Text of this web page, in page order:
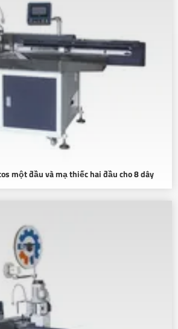
một đầu và mạ thiếc hai đầu cho 8 dây